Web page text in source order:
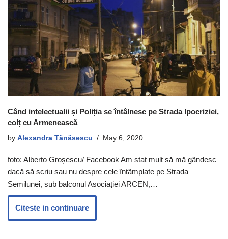
Când intelectualii și Poliția se întâlnesc pe Strada Ipocriziei,
colț cu Armenească
by Alexandra Tănăsescu May 6, 2020
foto: Alberto Groșescu/ Facebook Am stat mult să mă gândesc
dacă să scriu sau nu despre cele întâmplate pe Strada
Semilunei, sub balconul Asociației ARCEN,…
Citeste in continuare